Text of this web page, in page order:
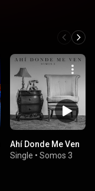
Ahí Donde Me Ven
Single • Somos 3